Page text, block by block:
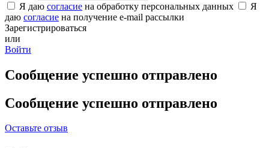
Я даю согласие на обработку персональных данных
Я
даю согласие на получение e-mail рассылки
Зарегистрироваться
или
Войти
Сообщение успешно отправлено
Сообщение успешно отправлено
Оставьте отзыв